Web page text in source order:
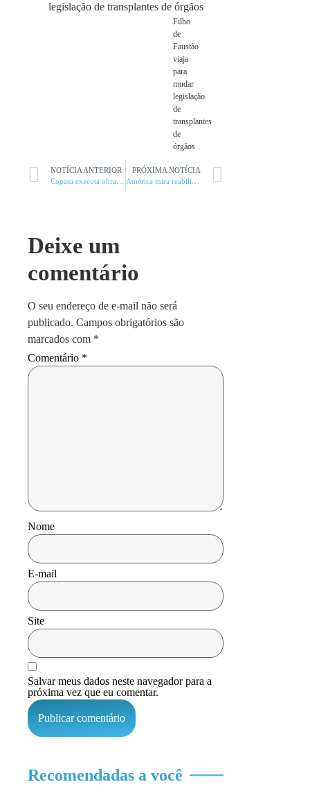
Filho
de
Faustão
viaja
para
mudar
legislação
de
transplantes
de
órgãos
NOTÍCIA ANTERIOR
PRÓXIMA NOTÍCIA
Deixe um
comentário
O seu endereço de e-mail não será
publicado. Campos obrigatórios são
marcados com *
Comentário *
Nome
E-mail
Site
Salvar meus dados neste navegador para a
próxima vez que eu comentar.
Recomendadas a você